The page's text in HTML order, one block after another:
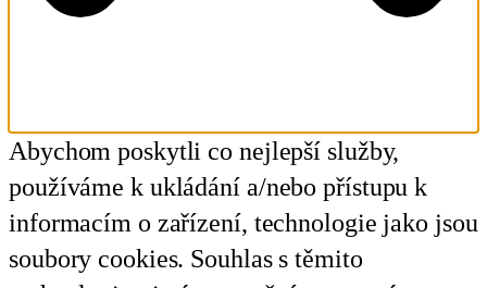
Abychom poskytli co nejlepší služby,
používáme k ukládání a/nebo přístupu k
informacím o zařízení, technologie jako jsou
soubory cookies. Souhlas s těmito